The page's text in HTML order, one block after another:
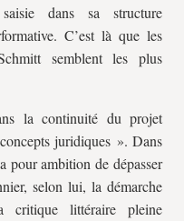
dans sa structure
C’est là que les
semblent les plus
la continuité du projet
juridiques ». Dans
pour ambition de dépasser
selon lui, la démarche
critique littéraire pleine